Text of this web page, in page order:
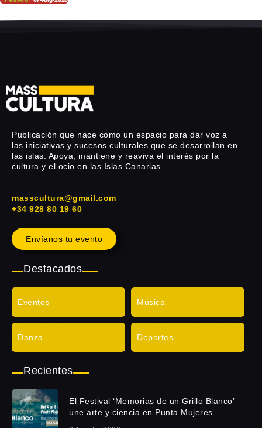
Publicación que nace como un espacio para dar voz a
las iniciativas y sucesos culturales que se desarrollan en
las islas. Apoya, mantiene y reaviva el interés por la
cultura y el ocio en las Islas Canarias.
masscultura@gmail.com
+34 928 80 19 60
Envíanos tu evento
Destacados
Eventos Música
Danza Deportes
Recientes
El Festival ‘Memorias de un Grillo Blanco’
une arte y ciencia en Punta Mujeres